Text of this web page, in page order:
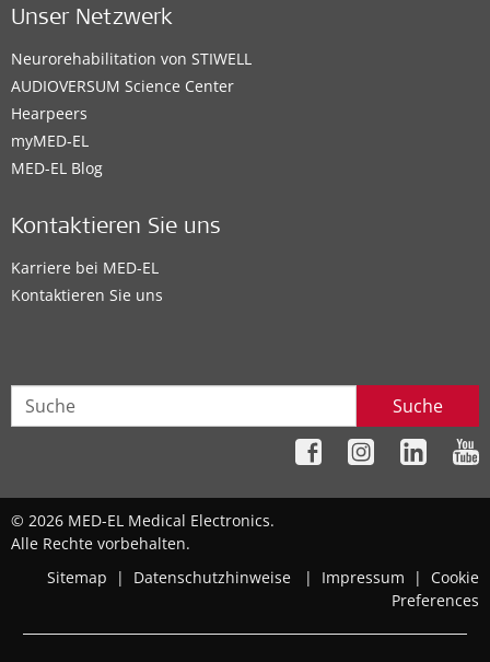
Unser Netzwerk
Neurorehabilitation von STIWELL
AUDIOVERSUM Science Center
Hearpeers
myMED‑EL
MED-EL Blog
Kontaktieren Sie uns
Karriere bei MED-EL
Kontaktieren Sie uns
Suche
© 2026 MED-EL Medical Electronics.
Alle Rechte vorbehalten.
Sitemap
| Datenschutzhinweise | Impressum | Cookie
Preferences